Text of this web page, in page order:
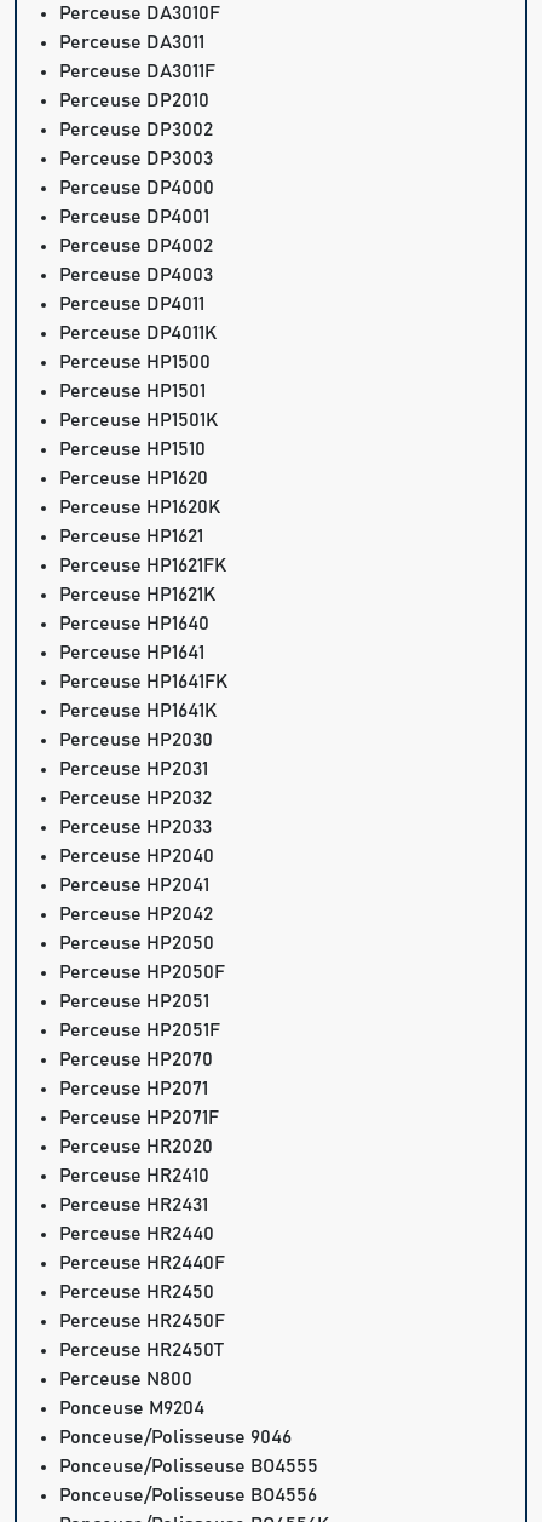
Perceuse DA3010F
Perceuse DA3011
Perceuse DA3011F
Perceuse DP2010
Perceuse DP3002
Perceuse DP3003
Perceuse DP4000
Perceuse DP4001
Perceuse DP4002
Perceuse DP4003
Perceuse DP4011
Perceuse DP4011K
Perceuse HP1500
Perceuse HP1501
Perceuse HP1501K
Perceuse HP1510
Perceuse HP1620
Perceuse HP1620K
Perceuse HP1621
Perceuse HP1621FK
Perceuse HP1621K
Perceuse HP1640
Perceuse HP1641
Perceuse HP1641FK
Perceuse HP1641K
Perceuse HP2030
Perceuse HP2031
Perceuse HP2032
Perceuse HP2033
Perceuse HP2040
Perceuse HP2041
Perceuse HP2042
Perceuse HP2050
Perceuse HP2050F
Perceuse HP2051
Perceuse HP2051F
Perceuse HP2070
Perceuse HP2071
Perceuse HP2071F
Perceuse HR2020
Perceuse HR2410
Perceuse HR2431
Perceuse HR2440
Perceuse HR2440F
Perceuse HR2450
Perceuse HR2450F
Perceuse HR2450T
Perceuse N800
Ponceuse M9204
Ponceuse/Polisseuse 9046
Ponceuse/Polisseuse BO4555
Ponceuse/Polisseuse BO4556